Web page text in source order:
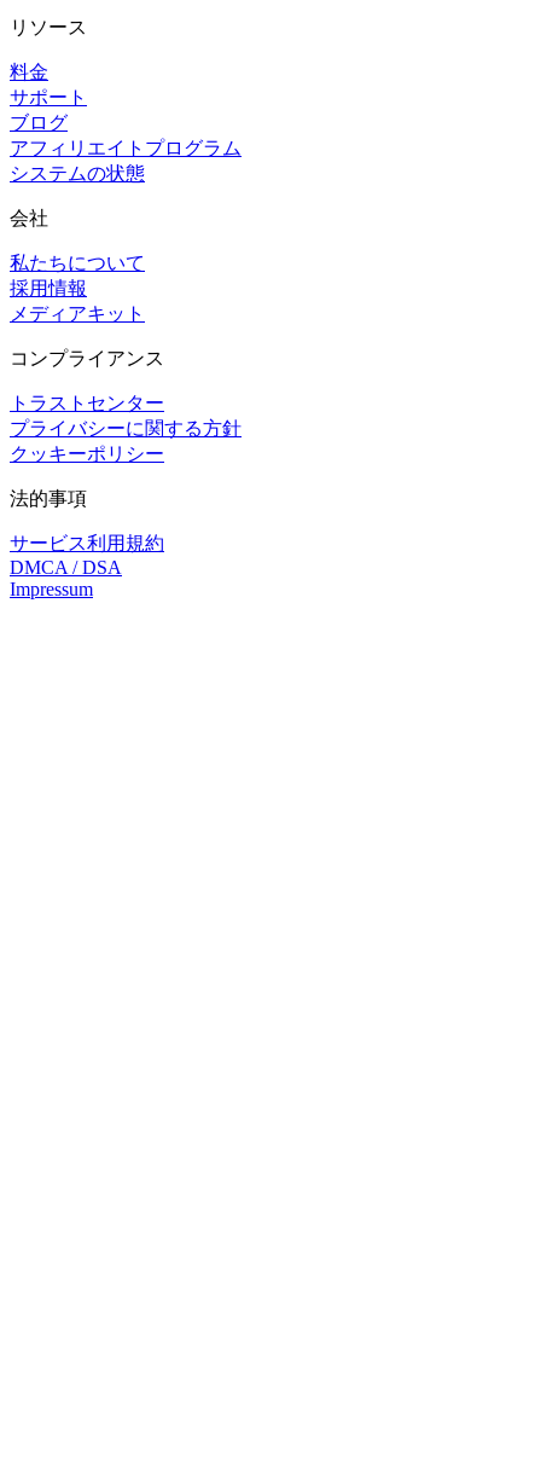
リソース
料金
サポート
ブログ
アフィリエイトプログラム
システムの状態
会社
私たちについて
採用情報
メディアキット
コンプライアンス
トラストセンター
プライバシーに関する方針
クッキーポリシー
法的事項
サービス利用規約
DMCA / DSA
Impressum